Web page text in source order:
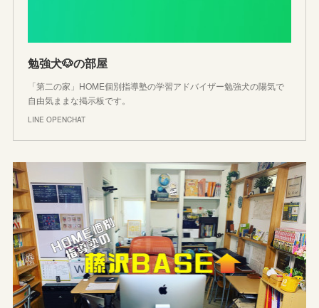
勉強犬🐶の部屋
「第二の家」HOME個別指導塾の学習アドバイザー勉強犬の陽気で
自由気ままな掲示板です。
LINE OPENCHAT